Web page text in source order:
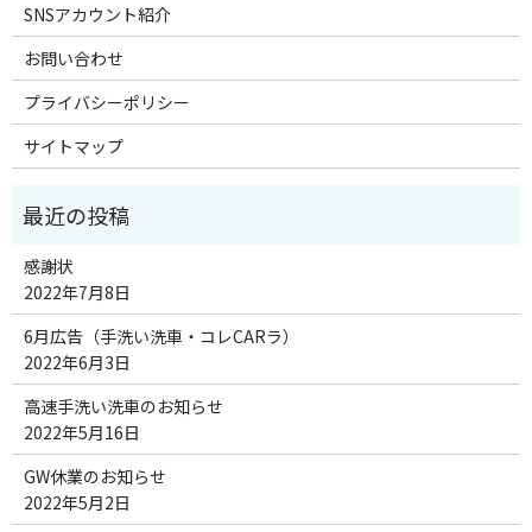
SNSアカウント紹介
お問い合わせ
プライバシーポリシー
サイトマップ
感謝状
2022年7月8日
6月広告（手洗い洗車・コレCARラ）
2022年6月3日
高速手洗い洗車のお知らせ
2022年5月16日
GW休業のお知らせ
2022年5月2日